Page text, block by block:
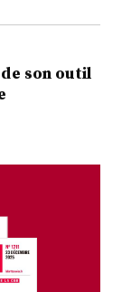
son outil